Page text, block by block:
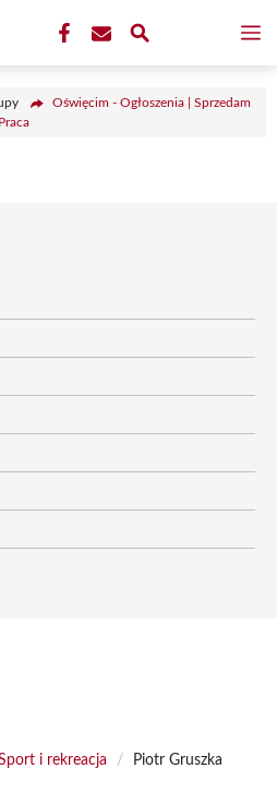
Oświęcim - Ogłoszenia | Sprzedam
i rekreacja /
Piotr Gruszka